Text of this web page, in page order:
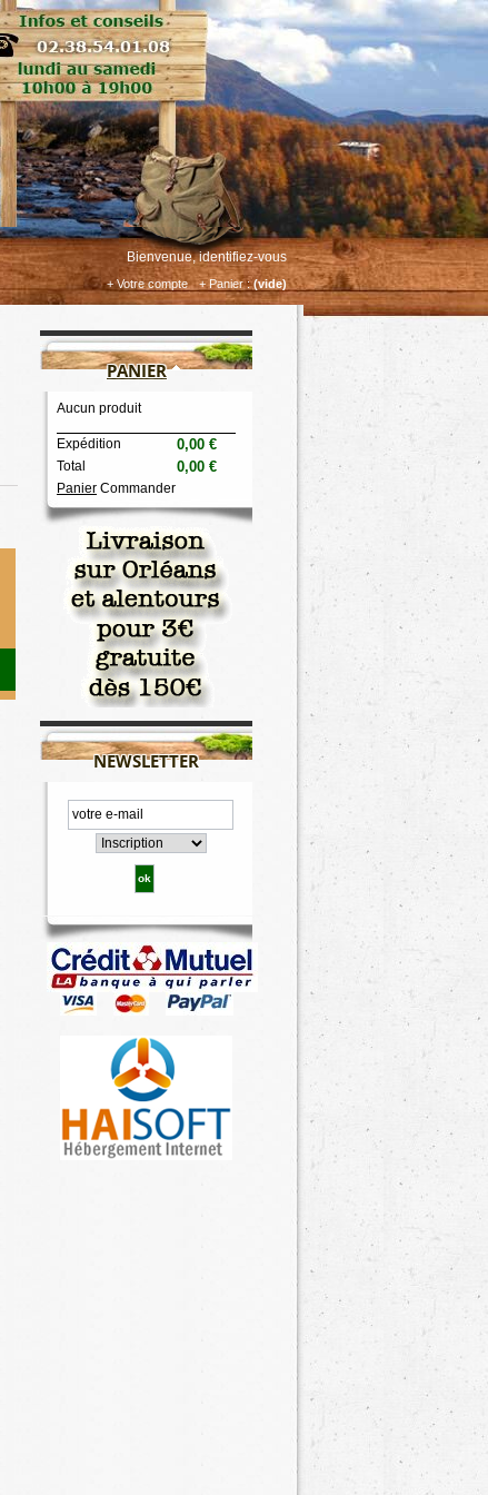
Bienvenue, identifiez-vous
+ Panier : (vide)
+ Votre compte
PANIER
Aucun produit
Expédition 0,00 €
Total 0,00 €
Panier Commander
NEWSLETTER